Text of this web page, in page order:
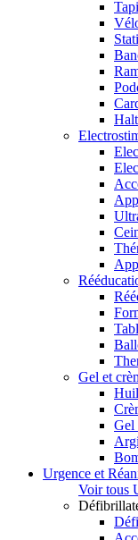
Gel et
Gel
Urgence et
Voir tous